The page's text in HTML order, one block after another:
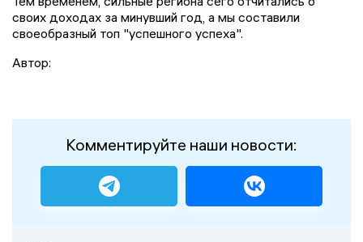
своих доходах за минувший год, а мы составили
своеобразный топ "успешного успеха".
Автор:
Комментируйте наши новости: